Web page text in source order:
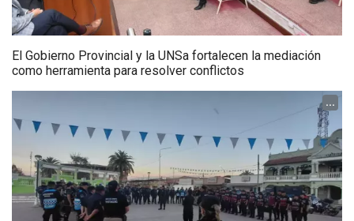
El Gobierno Provincial y la UNSa fortalecen la mediación
como herramienta para resolver conflictos
...